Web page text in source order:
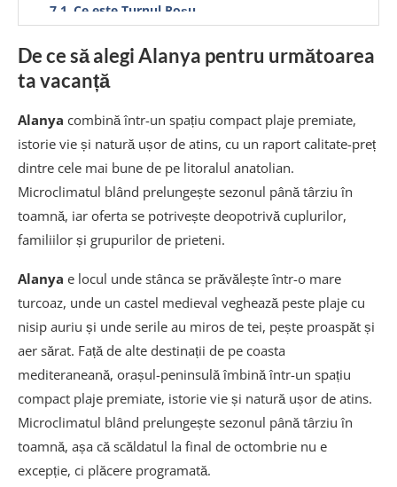
Ce este Turnul Roșu
Portul Alanya și zona de promenadă
Peștera Damlatas: minunea naturală a Alanyei
Ce este Peștera Damlataș
Plaja Kleopatra: cea mai faimoasă plajă din
Alanya
Plaja Incekum și alte plaje din Alanya
Muzeul Arheologic Alanya
Castelul Ehmedek și alte fortificații
Biserica Bizantină Sfântul Gheorghe
Excursii Alanya și activități recomandate
Excursii Alanya în împrejurimi
Orașul antic Seleucia și alte situri arheologice
Capul Anamur și peșterile din zonă
De ce să alegi Alanya pentru următoarea
ta vacanță
Alanya combină într-un spațiu compact plaje premiate,
istorie vie și natură ușor de atins, cu un raport calitate-preț
dintre cele mai bune de pe litoralul anatolian.
Microclimatul blând prelungește sezonul până târziu în
toamnă, iar oferta se potrivește deopotrivă cuplurilor,
familiilor și grupurilor de prieteni.
Alanya e locul unde stânca se prăvălește într-o mare
turcoaz, unde un castel medieval veghează peste plaje cu
nisip auriu și unde serile au miros de tei, pește proaspăt și
aer sărat. Față de alte destinații de pe coasta
mediteraneană, orașul-peninsulă îmbină într-un spațiu
compact plaje premiate, istorie vie și natură ușor de atins.
Microclimatul blând prelungește sezonul până târziu în
toamnă, așa că scăldatul la final de octombrie nu e
excepție, ci plăcere programată.